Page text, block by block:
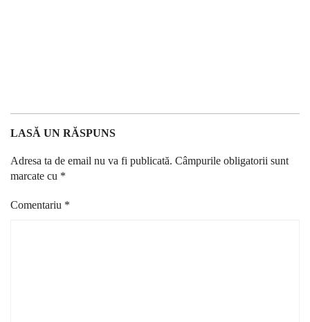
LASĂ UN RĂSPUNS
Adresa ta de email nu va fi publicată. Câmpurile obligatorii sunt
marcate cu *
Comentariu *